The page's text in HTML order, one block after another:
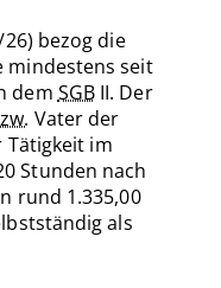
bezog die
mindestens seit
dem SGBII. Der
Vater der
im
Stunden nach
rund 1.335,00
als